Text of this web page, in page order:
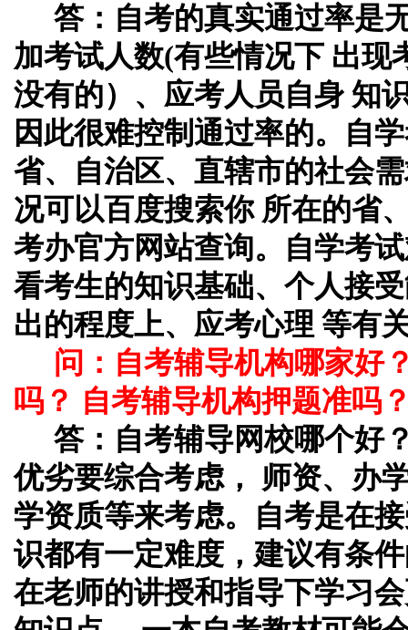
答：自考的真实通过率是
加考试人数(有些情况下 出现
没有的）、应考人员自身 知
因此很难控制通过率的。自
省、自治区、直辖市的社会
况可以百度搜索你 所在的省
考办官方网站查询。自学考
看考生的知识基础、个人接
出的程度上、应考心理 等有
问：自考辅导机构哪家好
吗？ 自考辅导机构押题准吗
答：自考辅导网校哪个好
优劣要综合考虑， 师资、办
学资质等来考虑。自考是在
识都有一定难度，建议有条
在老师的讲授和指导下学习